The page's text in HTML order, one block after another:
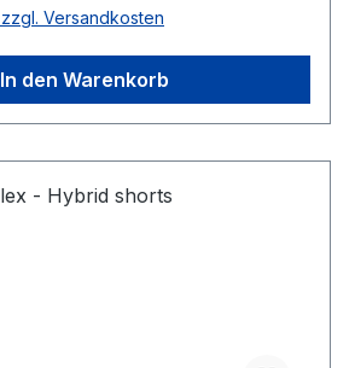
Versandkosten
In den Warenkorb